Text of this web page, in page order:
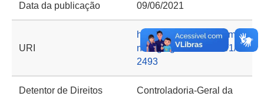
Data da publicação 09/06/2021
URI
https://basedeconhecime
nto.cgu.gov.br/handle/1/1
2493
Detentor de Direitos
Controladoria-Geral da